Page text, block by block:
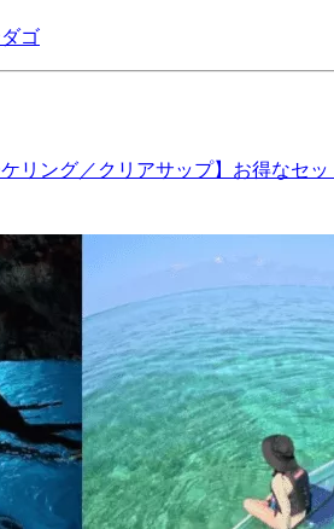
ゴ
リング／クリアサップ】お得なセ